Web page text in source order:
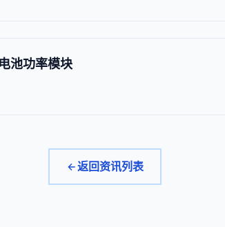
池功率模块
返回资讯列表